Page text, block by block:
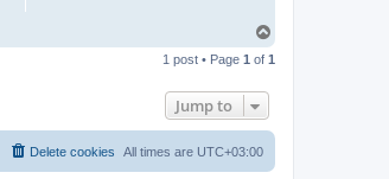
p
1 post • Page 1 of 1
Jump to
All times are UTC+03:00
Delete cookies